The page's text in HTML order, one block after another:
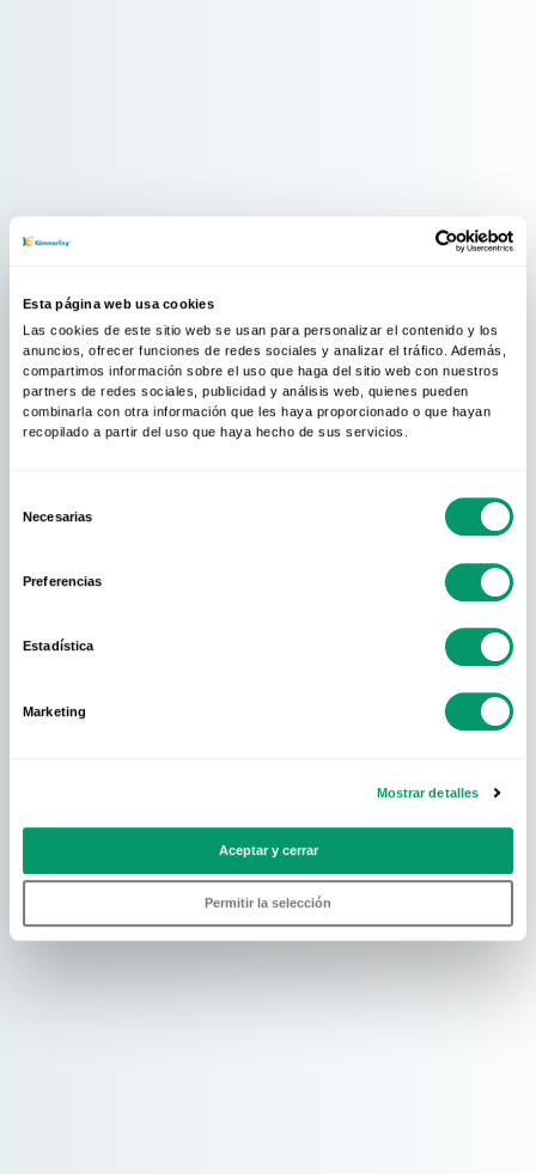
Esta página web usa cookies
Las cookies de este sitio web se usan para personalizar el contenido y los
anuncios, ofrecer funciones de redes sociales y analizar el tráfico. Además,
compartimos información sobre el uso que haga del sitio web con nuestros
partners de redes sociales, publicidad y análisis web, quienes pueden
combinarla con otra información que les haya proporcionado o que hayan
recopilado a partir del uso que haya hecho de sus servicios.
de
Necesarias
Preferencias
Estadística
Marketing
Mostrar detalles
Aceptar y cerrar
Permitir la selección